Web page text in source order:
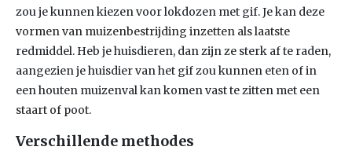
zou je kunnen kiezen voor lokdozen met gif. Je kan deze
vormen van muizenbestrijding inzetten als laatste
redmiddel. Heb je huisdieren, dan zijn ze sterk af te raden,
aangezien je huisdier van het gif zou kunnen eten of in
een houten muizenval kan komen vast te zitten met een
staart of poot.
Verschillende methodes